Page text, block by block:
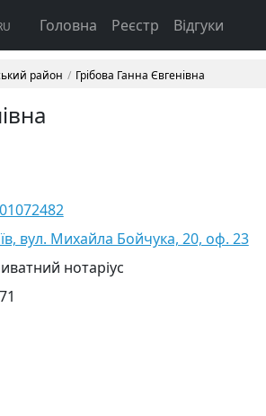
Головна Реєстр Відгуки
район Грібова Ганна Євгенівна
вул. Михайла Бойчука, 20, оф. 23
нотаріус